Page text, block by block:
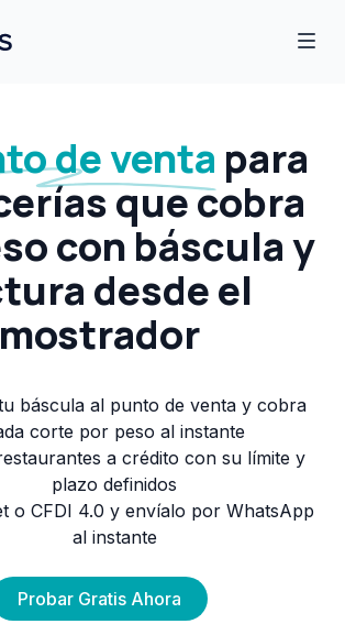
de venta para
que cobra
con báscula y
desde el
mostrador
báscula al punto de venta y cobra
corte por peso al instante
a crédito con su límite y
plazo definidos
o CFDI 4.0 y envíalo por WhatsApp
al instante
Probar Gratis Ahora